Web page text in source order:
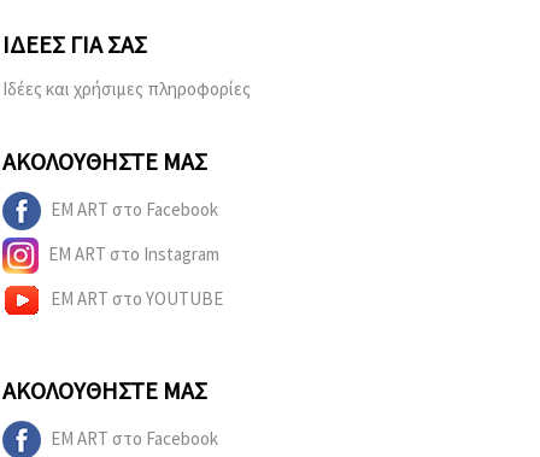
ΙΔΈΕΣ ΓΙΑ ΣΑΣ
Ιδέες και χρήσιμες πληροφορίες
ΑΚΟΛΟΥΘΉΣΤΕ ΜΑΣ
EM ART στο Facebook
EM ART στο Instagram
EM ART στο YOUTUBE
ΑΚΟΛΟΥΘΉΣΤΕ ΜΑΣ
EM ART στο Facebook